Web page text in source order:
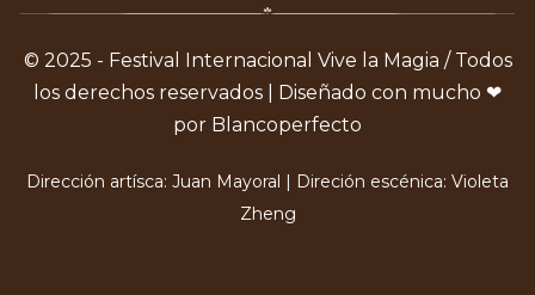
© 2025 - Festival Internacional Vive la Magia / Todos
los derechos reservados | Diseñado con mucho ❤
por Blancoperfecto
Dirección artísca: Juan Mayoral | Direción escénica: Violeta
Zheng